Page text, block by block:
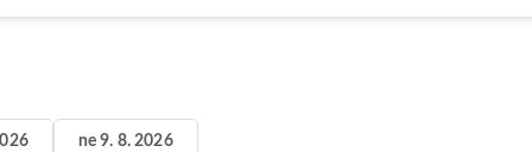
ne 9. 8. 2026